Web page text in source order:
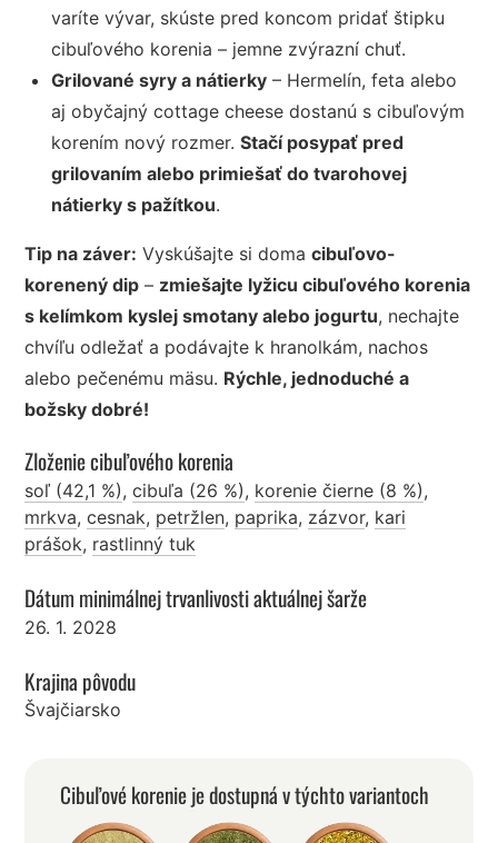
varíte vývar, skúste pred koncom pridať štipku
cibuľového korenia – jemne zvýrazní chuť.
Grilované syry a nátierky – Hermelín, feta alebo
aj obyčajný cottage cheese dostanú s cibuľovým
korením nový rozmer.Stačí posypať pred
grilovaním alebo primiešať do tvarohovej
nátierky s pažítkou.
Tip na záver: Vyskúšajte si domacibuľovo-
korenený dip – zmiešajte lyžicu cibuľového korenia
s kelímkom kyslej smotany alebo jogurtu, nechajte
chvíľu odležať a podávajte k hranolkám, nachos
alebo pečenému mäsu. Rýchle, jednoduché a
božsky dobré!
Zloženie cibuľového korenia
soľ (42,1 %),cibuľa (26 %), korenie čierne (8 %),
mrkva,cesnak, petržlen, paprika, zázvor, kari
prášok, rastlinný tuk
Dátum minimálnej trvanlivosti aktuálnej šarže
26. 1. 2028
Krajina pôvodu
Švajčiarsko
Cibuľové korenie je dostupná v týchto variantoch